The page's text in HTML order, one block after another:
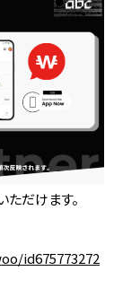
ただけます。
id675773272